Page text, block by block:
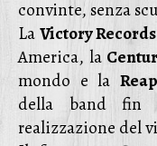
convinte, senza
LaVictory Records
America, la
mondo e la
della band fin
realizzazione del